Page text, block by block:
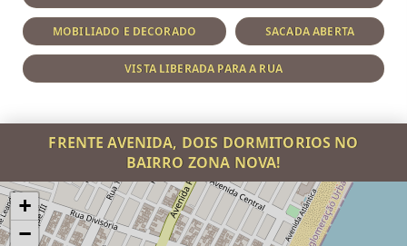
MOBILIADO E DECORADO SACADA ABERTA
VISTA LIBERADA PARA A RUA
FRENTE AVENIDA, DOIS DORMITORIOS NO
BAIRRO ZONA NOVA!
+
−